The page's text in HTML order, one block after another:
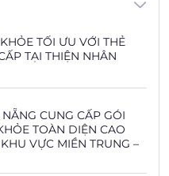
TỐI ƯU VỚI THẺ
TẠI THIỆN NHÂN
CUNG CẤP GÓI
TOÀN DIỆN CAO
VỰC MIỀN TRUNG –